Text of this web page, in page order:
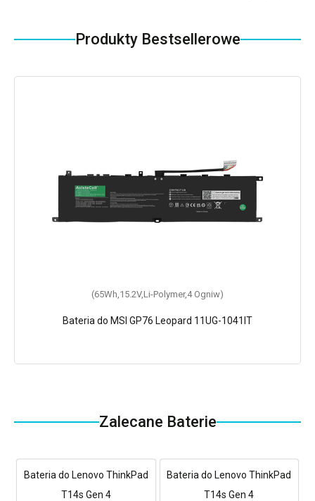
Produkty Bestsellerowe
(65Wh,15.2V,Li-Polymer,4 Ogniw)
Bateria do MSI GP76 Leopard 11UG-1041IT
Zalecane Baterie
Bateria do Lenovo ThinkPad
T14s Gen 4
Bateria do Lenovo ThinkPad
T14s Gen 4